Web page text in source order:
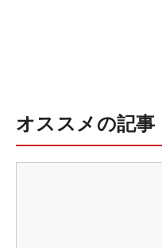
オススメの記事